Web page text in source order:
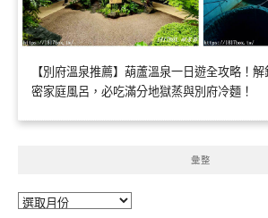
【別府溫泉推薦】葫蘆溫泉一日遊全攻略！
密家庭風呂，必吃滿分地獄蒸與別府冷麵！
彙整
彙